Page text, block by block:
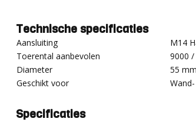
Technische specificaties
Aansluiting
M14
Toerental aanbevolen
9000 /
Diameter
55 mm
Geschikt voor
Specificaties